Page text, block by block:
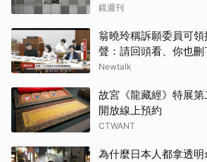
鏡週刊
翁曉玲稱訴願委員可
聲：請回頭看、你也刪
Newtalk
故宮《龍藏經》特展
開放線上預約
CTWANT
為什麼日本人都拿透